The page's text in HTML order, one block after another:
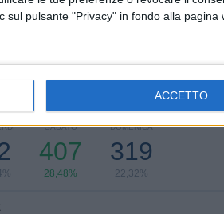
pulsante "Privacy" in fondo alla pagina
ACCETTO
SABATO
407
28,48%
DOMENICA
319
22,32%